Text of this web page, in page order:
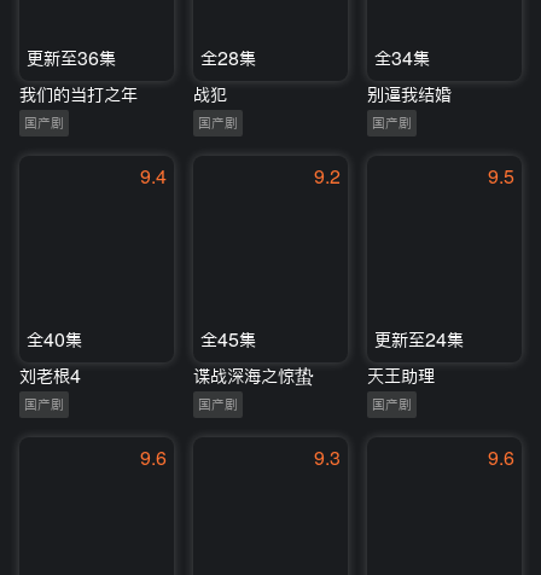
更新至36集
我们的当打之年
国产剧
全28集
战犯
国产剧
全34集
别逼我结婚
国产剧
9.4
全40集
刘老根4
国产剧
9.2
全45集
谍战深海之惊蛰
国产剧
9.5
更新至24集
天王助理
国产剧
9.6 9.3 9.6